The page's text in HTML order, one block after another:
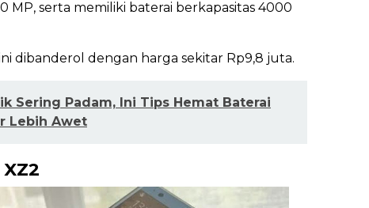
MP, serta memiliki baterai berkapasitas 4000
dibanderol dengan harga sekitar Rp9,8 juta.
Sering Padam, Ini Tips Hemat Baterai
Lebih Awet